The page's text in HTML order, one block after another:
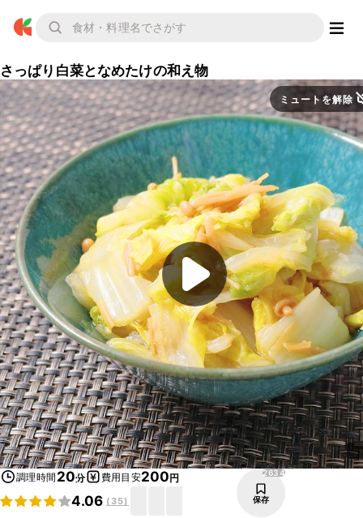
さっぱり白菜となめたけの和え物
ミュートを解除
調理時間 20分 費用目安200円
4.06 ( 35)
2634
保存